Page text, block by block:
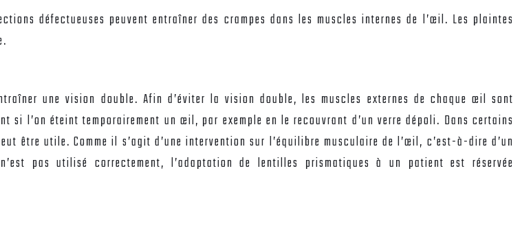
défectueuses peuvent entraîner des crampes dans les muscles internes de l’œil. Les plaintes
une vision double. Afin d’éviter la vision double, les muscles externes de chaque œil sont
l’on éteint temporairement un œil, par exemple en le recouvrant d’un verre dépoli. Dans certains
être utile. Comme il s’agit d’une intervention sur l’équilibre musculaire de l’œil, c’est-à-dire d’un
pas utilisé correctement, l’adaptation de lentilles prismatiques à un patient est réservée